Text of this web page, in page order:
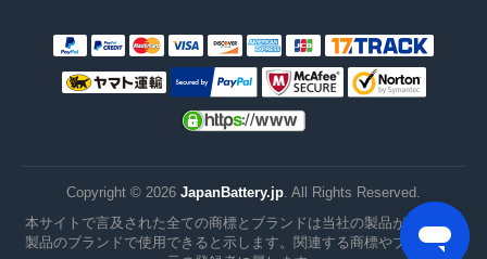
Copyright © 2026 JapanBattery.jp . All Rights Reserved.
本サイトで言及された全ての商標とブランドは当社の製品がこれらの
製品のブランドで使用できると示します。関連する商標やブランドは